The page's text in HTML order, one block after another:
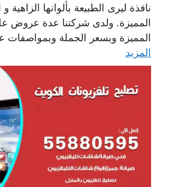
نافذة ليرى الطبيعة بألوانها الزاهية
المميزة. ولدى شركتنا عدة عروض
المميزة وبسعر الجملة وبمواصفات
المزيد